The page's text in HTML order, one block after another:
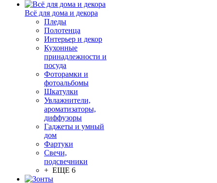
Всё для дома и декора
Пледы
Полотенца
Интерьер и декор
Кухонные
принадлежности и
посуда
Фоторамки и
фотоальбомы
Шкатулки
Увлажнители,
ароматизаторы,
диффузоры
Гаджеты и умный
дом
Фартуки
Свечи,
подсвечники
+ ЕЩЕ 6